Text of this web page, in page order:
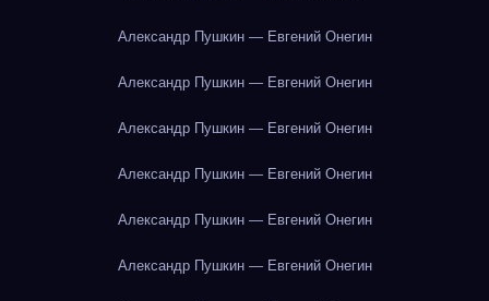
Александр Пушкин — Евгений Онегин
Александр Пушкин — Евгений Онегин
Александр Пушкин — Евгений Онегин
Александр Пушкин — Евгений Онегин
Александр Пушкин — Евгений Онегин
Александр Пушкин — Евгений Онегин